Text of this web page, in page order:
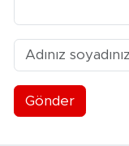
Gönder